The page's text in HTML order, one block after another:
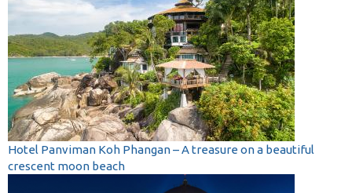
Hotel Panviman Koh Phangan – A treasure on a beautiful
crescent moon beach